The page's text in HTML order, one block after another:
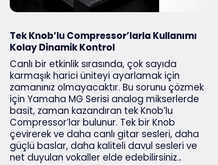
Tek Knob’lu Compressor’larla Kullanımı
Kolay Dinamik Kontrol
Canlı bir etkinlik sırasında, çok sayıda
karmaşık harici üniteyi ayarlamak için
zamanınız olmayacaktır. Bu sorunu çözmek
için Yamaha MG Serisi analog mikserlerde
basit, zaman kazandıran tek Knob’lu
Compressor’lar bulunur. Tek bir Knob
çevirerek ve daha canlı gitar sesleri, daha
güçlü baslar, daha kaliteli davul sesleri ve
net duyulan vokaller elde edebilirsiniz..